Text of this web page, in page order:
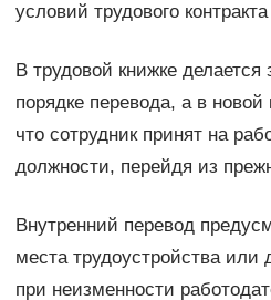
условий трудового
В трудовой книжке
порядке перевода, а в
что сотрудник принят на
должности, перейдя из
Внутренний перевод
места трудоустройства или
при неизменности